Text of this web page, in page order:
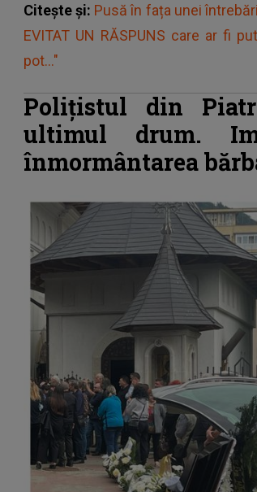
Citește și: Pusă în fața unei
EVITAT UN RĂSPUNS care ar fi
pot..."
Polițistul din
ultimul drum.
înmormântarea